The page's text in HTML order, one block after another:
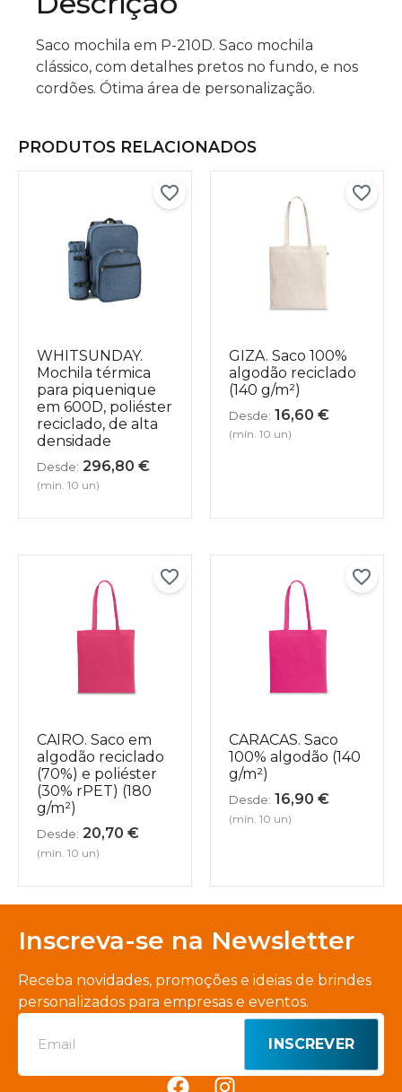
Saco mochila em P-210D. Saco mochila
clássico, com detalhes pretos no fundo, e nos
cordões. Ótima área de personalização.
PRODUTOS RELACIONADOS
WHITSUNDAY.
Mochila térmica
para piquenique
em 600D, poliéster
reciclado, de alta
densidade
Desde: 296,80 €
(mín. 10 un)
GIZA. Saco 100%
algodão reciclado
(140 g/m²)
Desde: 16,60 €
(mín. 10 un)
CAIRO. Saco em
algodão reciclado
(70%) e poliéster
(30% rPET) (180
g/m²)
Desde: 20,70 €
(mín. 10 un)
CARACAS. Saco
100% algodão (140
g/m²)
Desde: 16,90 €
(mín. 10 un)
Inscreva-se na Newsletter
Receba novidades, promoções e ideias de brindes
personalizados para empresas e eventos.
INSCREVER